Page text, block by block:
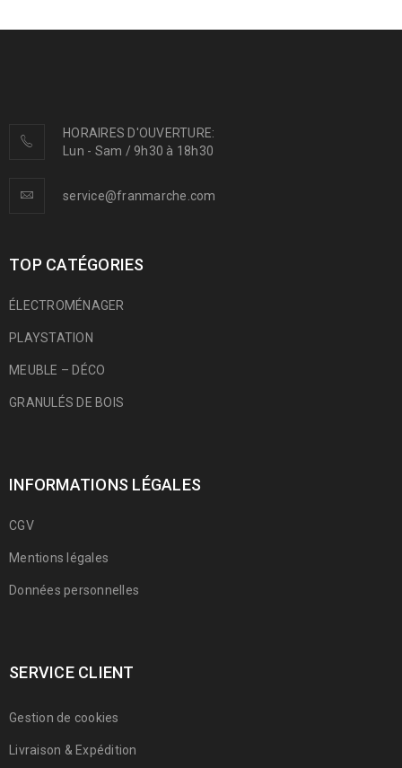
HORAIRES D'OUVERTURE:
Lun - Sam / 9h30 à 18h30
service@franmarche.com
TOP CATÉGORIES
ÉLECTROMÉNAGER
PLAYSTATION
MEUBLE – DÉCO
GRANULÉS DE BOIS
INFORMATIONS LÉGALES
CGV
Mentions légales
Données personnelles
SERVICE CLIENT
Gestion de cookies
Livraison & Expédition